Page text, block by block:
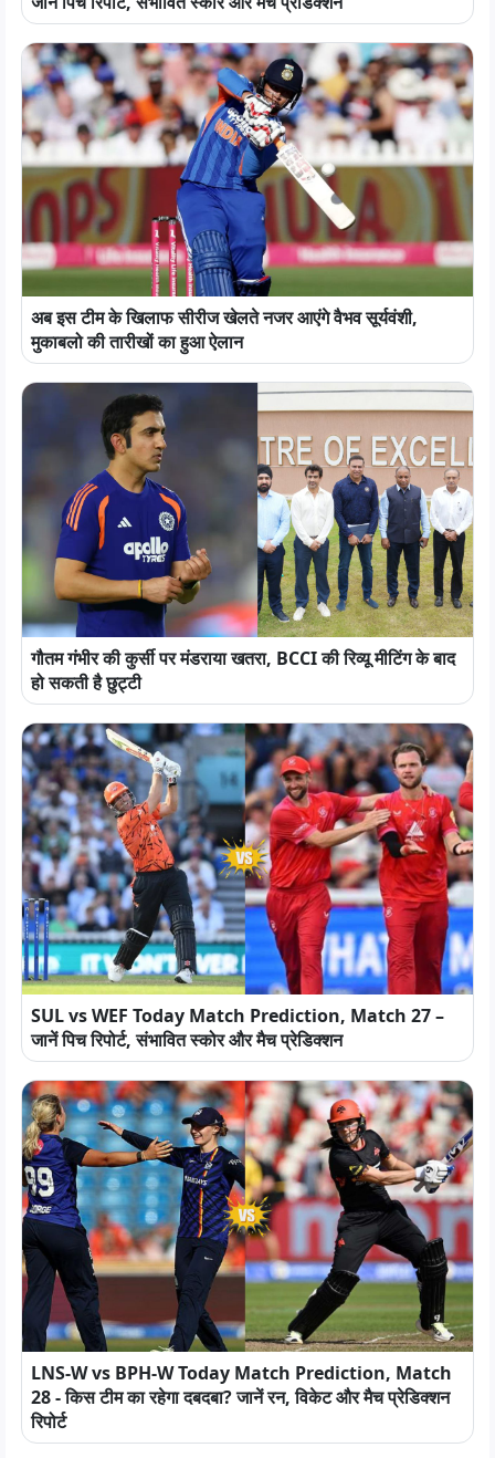
अब इस टीम के खिलाफ सीरीज खेलते नजर आएंगे वैभव सूर्यवंशी,
मुकाबलो की तारीखों का हुआ ऐलान
गौतम गंभीर की कुर्सी पर मंडराया खतरा, BCCI की रिव्यू मीटिंग के बाद
हो सकती है छुट्टी
SUL vs WEF Today Match Prediction, Match 27 –
जानें पिच रिपोर्ट, संभावित स्कोर और मैच प्रेडिक्शन
LNS-W vs BPH-W Today Match Prediction, Match
28 - किस टीम का रहेगा दबदबा? जानें रन, विकेट और मैच प्रेडिक्शन
रिपोर्ट